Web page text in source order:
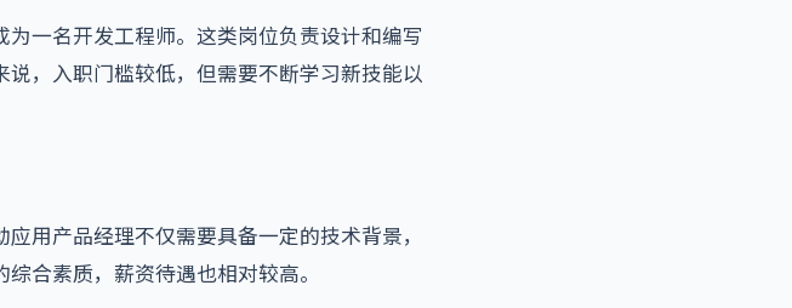
一名开发工程师。这类岗位负责设计和编写
，入职门槛较低，但需要不断学习新技能以
用产品经理不仅需要具备一定的技术背景，
合素质，薪资待遇也相对较高。